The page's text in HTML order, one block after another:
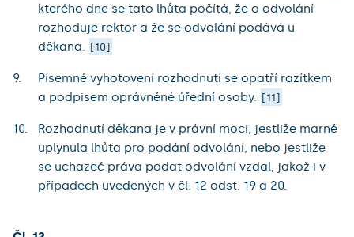
kterého dne se tato lhůta počítá, že o odvolání
rozhoduje rektor a že se odvolání podává u
děkana.
10
Písemné vyhotovení rozhodnutí se opatří razítkem
a podpisem oprávněné úřední osoby.
11
Rozhodnutí děkana je v právní moci, jestliže marně
uplynula lhůta pro podání odvolání, nebo jestliže
se uchazeč práva podat odvolání vzdal, jakož i v
případech uvedených v čl. 12 odst. 19 a 20.